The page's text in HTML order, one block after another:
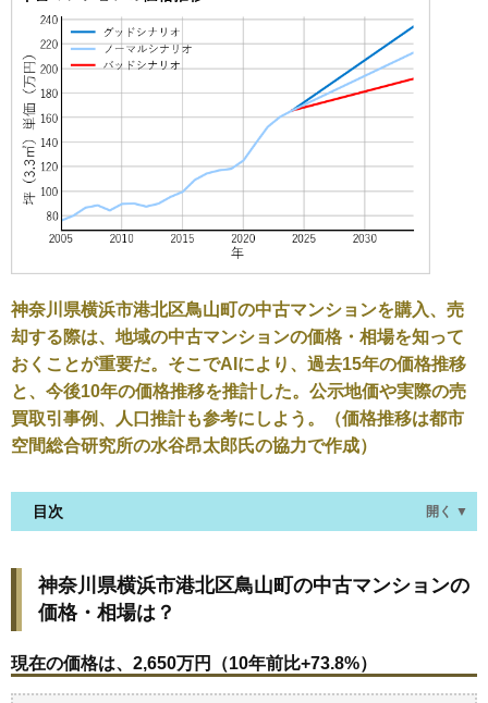
神奈川県横浜市港北区鳥山町の中古マンションを購入、売
却する際は、地域の中古マンションの価格・相場を知って
おくことが重要だ。そこでAIにより、過去15年の価格推移
と、今後10年の価格推移を推計した。公示地価や実際の売
買取引事例、人口推計も参考にしよう。（価格推移は都市
空間総合研究所の水谷昂太郎氏の協力で作成）
目次 開く ▼
格・相場は？
現在の価格は、2,650万円（10年前比+73.8%）
価格を詳細に分析しよう
神奈川県横浜市港北区鳥山町の中古マンションの
価格・相場は？
現在の価格は、2,650万円（10年前比+73.8%）